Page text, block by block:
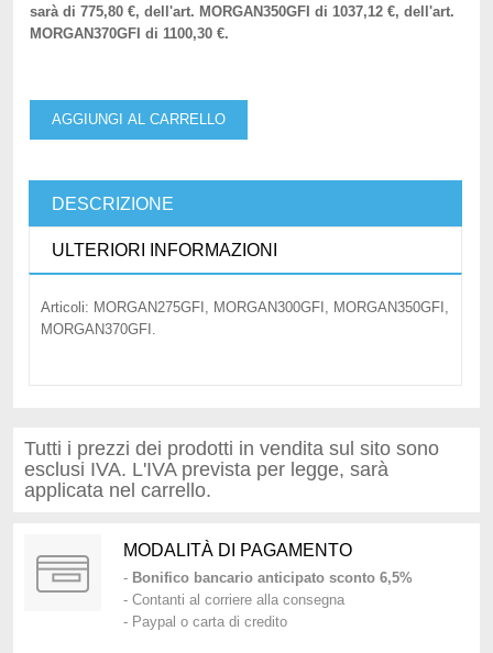
sarà di 775,80 €, dell'art. MORGAN350GFI di 1037,12 €, dell'art.
MORGAN370GFI di 1100,30 €.
AGGIUNGI AL CARRELLO
DESCRIZIONE
ULTERIORI INFORMAZIONI
Articoli: MORGAN275GFI, MORGAN300GFI, MORGAN350GFI,
MORGAN370GFI.
Tutti i prezzi dei prodotti in vendita sul sito sono
esclusi IVA. L'IVA prevista per legge, sarà
applicata nel carrello.
MODALITÀ DI PAGAMENTO
- Bonifico bancario anticipato sconto 6,5%
- Contanti al corriere alla consegna
- Paypal o carta di credito